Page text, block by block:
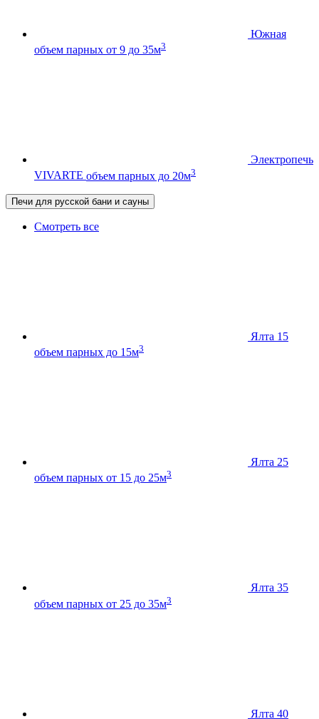
Южная
объем парных от 9 до 35м3
Электропечь
VIVARTE объем парных до 20м3
Печи для русской бани и сауны
Смотреть все
Ялта 15
объем парных до 15м3
Ялта 25
объем парных от 15 до 25м3
Ялта 35
объем парных от 25 до 35м3
Ялта 40